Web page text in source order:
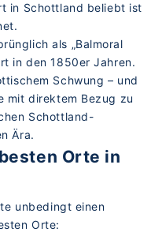
in Schottland beliebt ist
als „Balmoral
in den 1850er Jahren.
Schwung – und
mit direktem Bezug zu
Schottland-
Ära.
Orte in
unbedingt einen
Orte: